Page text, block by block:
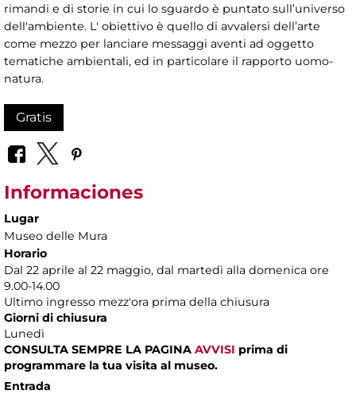
rimandi e di storie in cui lo sguardo è puntato sull’universo
dell'ambiente. L' obiettivo è quello di avvalersi dell’arte
come mezzo per lanciare messaggi aventi ad oggetto
tematiche ambientali, ed in particolare il rapporto uomo-
natura.
Gratis
Informaciones
Lugar
Museo delle Mura
Horario
Dal 22 aprile al 22 maggio, dal martedì alla domenica ore
9.00-14.00
Ultimo ingresso mezz'ora prima della chiusura
Giorni di chiusura
Lunedì
CONSULTA SEMPRE LA PAGINA AVVISI prima di
programmare la tua visita al museo.
Entrada